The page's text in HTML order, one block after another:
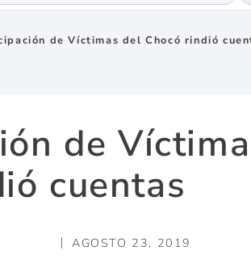
de Víctimas del Chocó rindió
de
cuentas
AGOSTO 23, 2019